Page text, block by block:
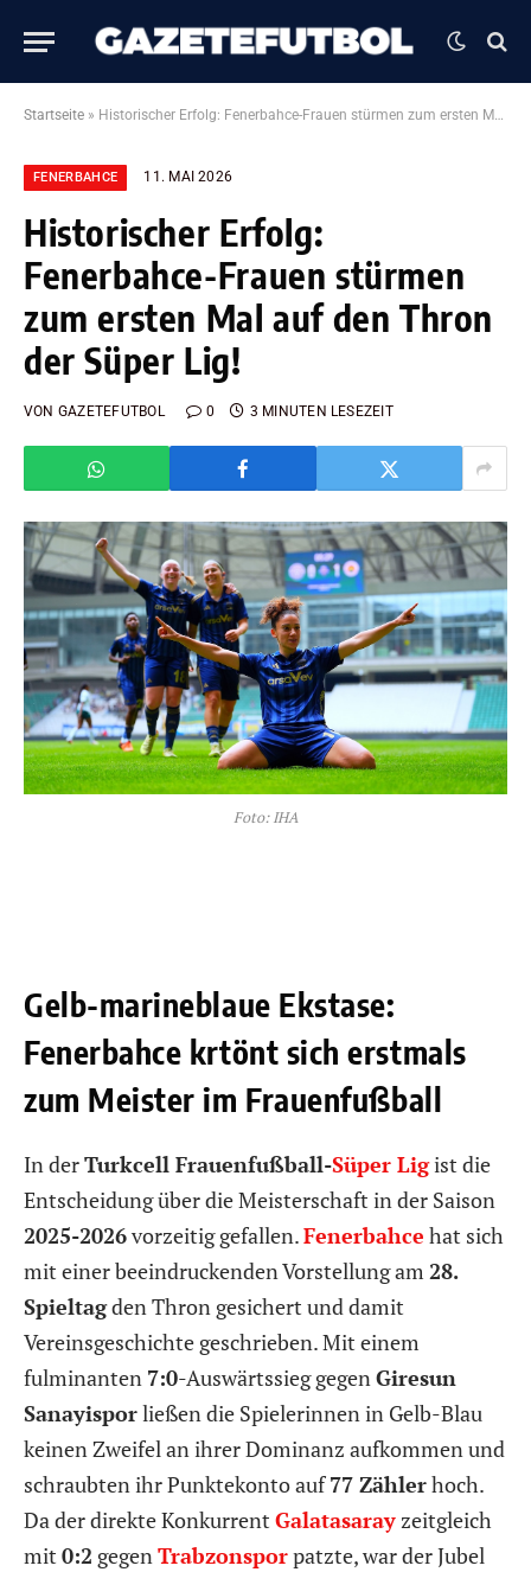
Startseite » Historischer Erfolg: Fenerbahce-Frauen stürmen zum ersten Mal auf den Thron der Süper Lig!
FENERBAHCE 11. MAI 2026
Historischer Erfolg:
Fenerbahce-Frauen stürmen
zum ersten Mal auf den Thron
der Süper Lig!
VON GAZETEFUTBOL 0 3 MINUTEN LESEZEIT
Foto: IHA
Gelb-marineblaue Ekstase:
Fenerbahce krtönt sich erstmals
zum Meister im Frauenfußball
In derTurkcell Frauenfußball-Süper Ligist die
Entscheidung über die Meisterschaft in der Saison
2025-2026vorzeitig gefallen.Fenerbahce hat sich
mit einer beeindruckenden Vorstellung am 28.
Spieltagden Thron gesichert und damit
Vereinsgeschichte geschrieben. Mit einem
fulminanten 7:0-Auswärtssieg gegenGiresun
Sanayisporließen die Spielerinnen in Gelb-Blau
keinen Zweifel an ihrer Dominanz aufkommen und
schraubten ihr Punktekonto auf77 Zählerhoch.
Da der direkte Konkurrent Galatasarayzeitgleich
mit 0:2 gegenTrabzonsporpatzte, war der Jubel